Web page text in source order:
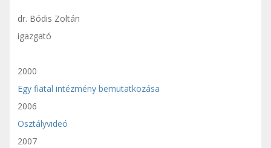
dr. Bódis Zoltán
igazgató
2000
Egy fiatal intézmény bemutatkozása
2006
Osztályvideó
2007